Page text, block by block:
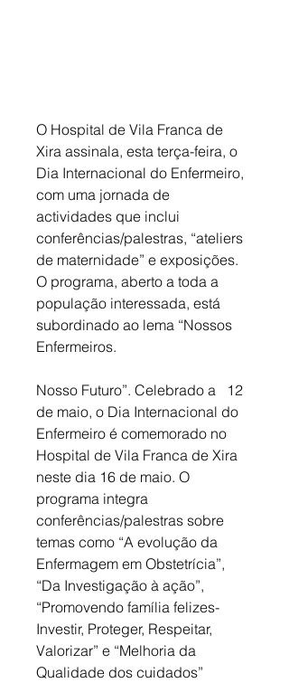
O Hospital de Vila Franca de
Xira assinala, esta terça-feira, o
Dia Internacional do Enfermeiro,
com uma jornada de
actividades que inclui
conferências/palestras, “ateliers
de maternidade” e exposições.
O programa, aberto a toda a
população interessada, está
subordinado ao lema “Nossos
Enfermeiros.
Nosso Futuro”. Celebrado a   12
de maio, o Dia Internacional do
Enfermeiro é comemorado no
Hospital de Vila Franca de Xira
neste dia 16 de maio. O
programa integra
conferências/palestras sobre
temas como “A evolução da
Enfermagem em Obstetrícia”,
“Da Investigação à ação”,
“Promovendo família felizes-
Investir, Proteger, Respeitar,
Valorizar” e “Melhoria da
Qualidade dos cuidados”